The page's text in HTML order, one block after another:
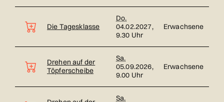
Die Tagesklasse
Do.
04.02.2027,
9.30 Uhr
Erwachsene
Drehen auf der
Töpferscheibe
Sa.
05.09.2026,
9.00 Uhr
Erwachsene
Sa.